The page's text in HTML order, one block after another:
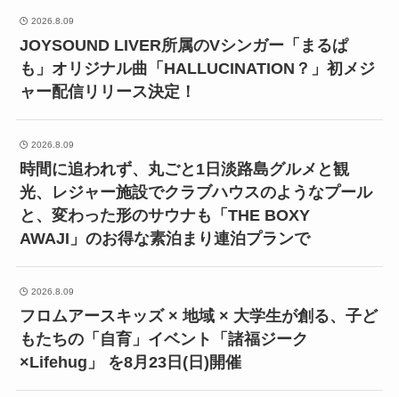
2026.8.09
JOYSOUND LIVER所属のVシンガー「まるぱ
も」オリジナル曲「HALLUCINATION？」初メジ
ャー配信リリース決定！
2026.8.09
時間に追われず、丸ごと1日淡路島グルメと観
光、レジャー施設でクラブハウスのようなプール
と、変わった形のサウナも「THE BOXY
AWAJI」のお得な素泊まり連泊プランで
2026.8.09
フロムアースキッズ × 地域 × 大学生が創る、子ど
もたちの「自育」イベント「諸福ジーク
×Lifehug」 を8月23日(日)開催